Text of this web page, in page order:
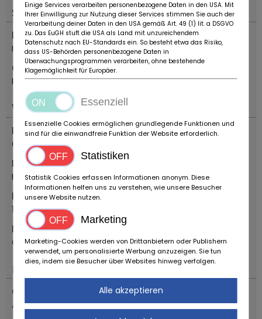
Standort
Land
Italien
Ort
Reggio Emilia
Wichtiges
Fahrzeugtyp
Oldtimer
Marke
Fiat
Erstzulassung Jahr
1968
Modell
CAMPAGNOLA 1101 A
Motor & Antrieb
Getriebe
Automatik
Einige Services verarbeiten personenbezogene Daten in den USA. Mit
Ihrer Einwilligung zur Nutzung dieser Services stimmen Sie auch der
Verarbeitung deiner Daten in den USA gemäß Art. 49 (1) lit. a DSGVO
zu. Das EuGH stuft die USA als Land mit unzureichendem
Datenschutz nach EU-Standards ein. So besteht etwa das Risiko,
dass US-Behörden personenbezogene Daten in
Überwachungsprogrammen verarbeiten, ohne bestehende
Klagemöglichkeit für Europäer.
Essenziell
Essenzielle Cookies ermöglichen grundlegende Funktionen und
sind für die einwandfreie Funktion der Website erforderlich.
Statistiken
Statistik Cookies erfassen Informationen anonym. Diese
Informationen helfen uns zu verstehen, wie unsere Besucher
unsere Website nutzen.
Marketing
Marketing-Cookies werden von Drittanbietern oder Publishern
verwendet, um personalisierte Werbung anzuzeigen. Sie tun
dies, indem sie Besucher über Websites hinweg verfolgen.
Alle akzeptieren